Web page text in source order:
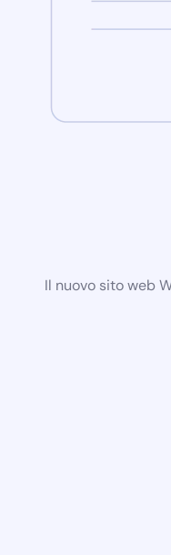
Il nuovo sito web